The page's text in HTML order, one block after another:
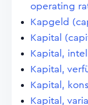
operating
Kapgeld
Kapital
Kapital,
Kapital,
Kapital,
Kapital,